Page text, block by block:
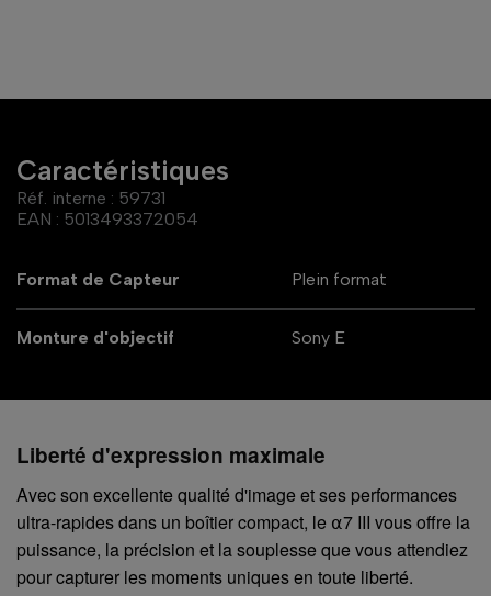
Caractéristiques
Réf. interne : 59731
EAN : 5013493372054
Format de Capteur Plein format
Monture d'objectif Sony E
Liberté d'expression maximale
Avec son excellente qualité d'image et ses performances
ultra-rapides dans un boîtier compact, le ⍺7 III vous offre la
puissance, la précision et la souplesse que vous attendiez
pour capturer les moments uniques en toute liberté.